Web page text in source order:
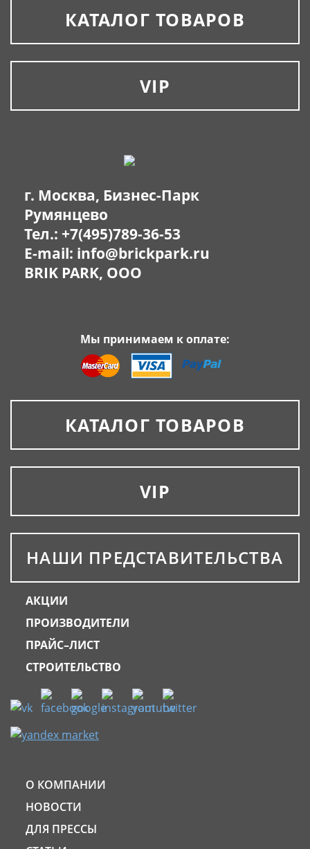
КАТАЛОГ ТОВАРОВ
VIP
г. Москва, Бизнес-Парк
Румянцево
Тел.: +7(495)789-36-53
E-mail: info@brickpark.ru
BRIK PARK, OOO
Мы принимаем к оплате:
КАТАЛОГ ТОВАРОВ
VIP
НАШИ ПРЕДСТАВИТЕЛЬСТВА
АКЦИИ
ПРОИЗВОДИТЕЛИ
ПРАЙС–ЛИСТ
СТРОИТЕЛЬСТВО
О КОМПАНИИ
НОВОСТИ
ДЛЯ ПРЕССЫ